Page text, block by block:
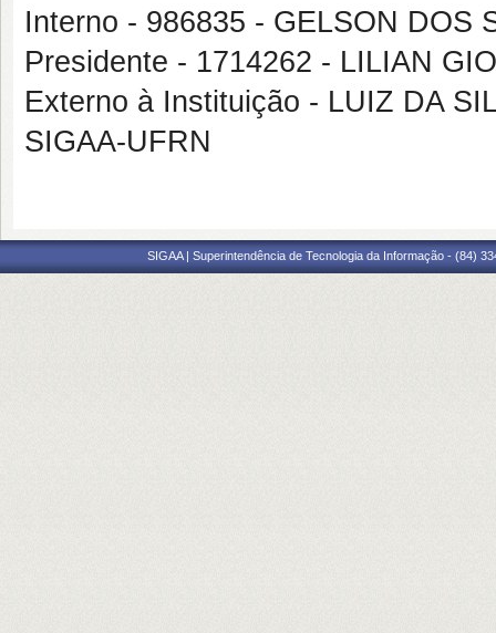
Interno - 986835 - GELSON DOS
Presidente - 1714262 - LILIAN
Externo à Instituição - LUIZ DA
SIGAA-UFRN
SIGAA | Superintendência de Tecnologia da Informação - (84)